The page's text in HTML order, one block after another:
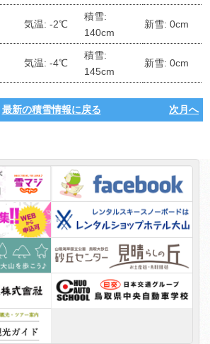
気温: -2℃
積雪:
140cm
新雪: 0cm
気温: -4℃
積雪:
145cm
新雪: 0cm
最新の積雪情報に戻る 次月へ